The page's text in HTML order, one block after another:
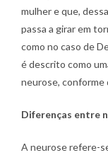
mulher e que,
passa a girar em
como no caso de
é descrito como
neurose, conforme
Diferenças entre
A neurose refere-